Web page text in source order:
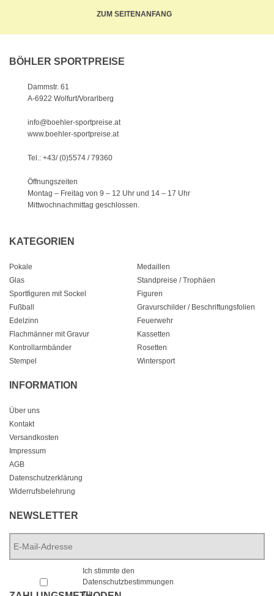
ZUM SEITENANFANG
BÖHLER SPORTPREISE
Dammstr. 61
A-6922 Wolfurt/Vorarlberg
info@boehler-sportpreise.at
www.boehler-sportpreise.at
Tel.: +43/ (0)5574 / 79360
Öffnungszeiten
Montag – Freitag von 9 – 12 Uhr und 14 – 17 Uhr
Mittwochnachmittag geschlossen.
KATEGORIEN
Pokale
Medaillen
Glas
Standpreise / Trophäen
Sportfiguren mit Sockel
Figuren
Fußball
Gravurschilder / Beschriftungsfolien
Edelzinn
Feuerwehr
Flachmänner mit Gravur
Kassetten
Kontrollarmbänder
Rosetten
Stempel
Wintersport
INFORMATION
Über uns
Kontakt
Versandkosten
Impressum
AGB
Datenschutzerklärung
Widerrufsbelehrung
NEWSLETTER
Mail-
Adresse *
Ich stimmte den
Datenschutzbestimmungen
zu.